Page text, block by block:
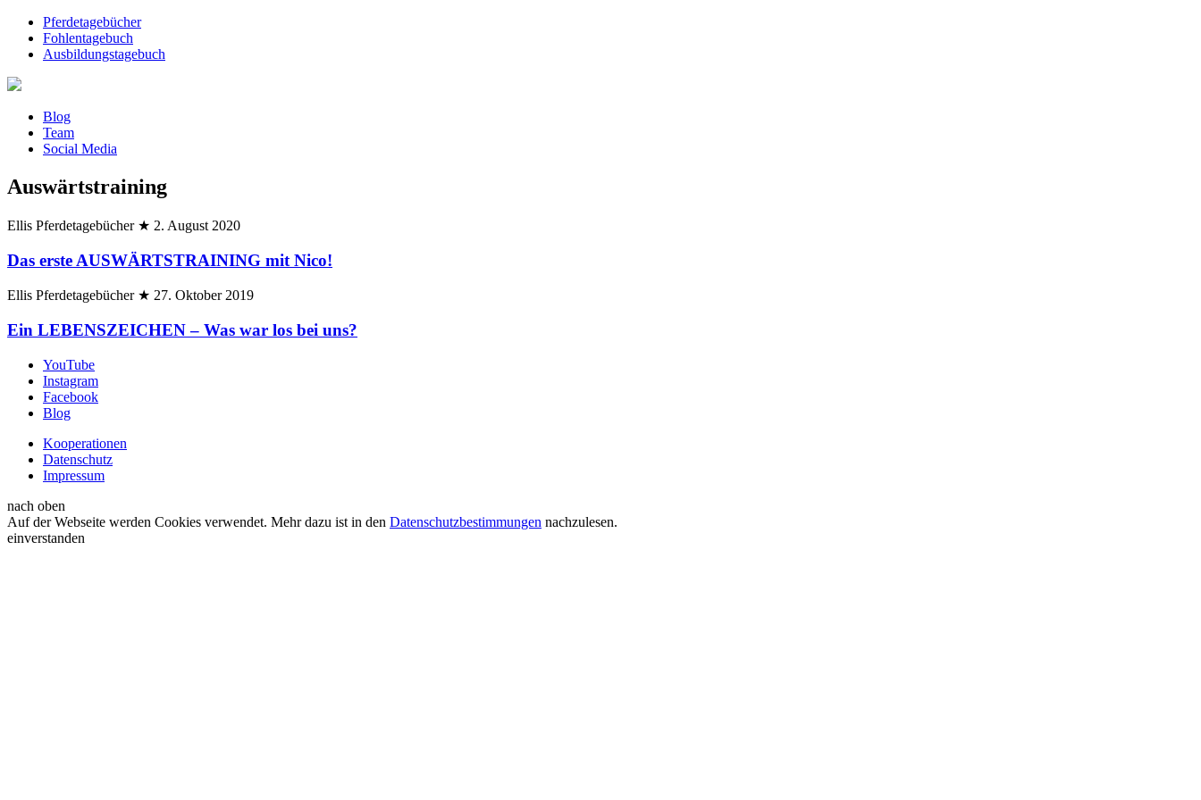
Pferdetagebücher
Fohlentagebuch
Ausbildungstagebuch
Blog
Team
Social Media
Auswärtstraining
Ellis Pferdetagebücher ★ 2. August 2020
Das erste AUSWÄRTSTRAINING mit Nico!
Ellis Pferdetagebücher ★ 27. Oktober 2019
Ein LEBENSZEICHEN – Was war los bei uns?
YouTube
Instagram
Facebook
Blog
Kooperationen
Datenschutz
Impressum
nach oben
Auf der Webseite werden Cookies verwendet. Mehr dazu ist in den Datenschutzbestimmungen nachzulesen.
einverstanden